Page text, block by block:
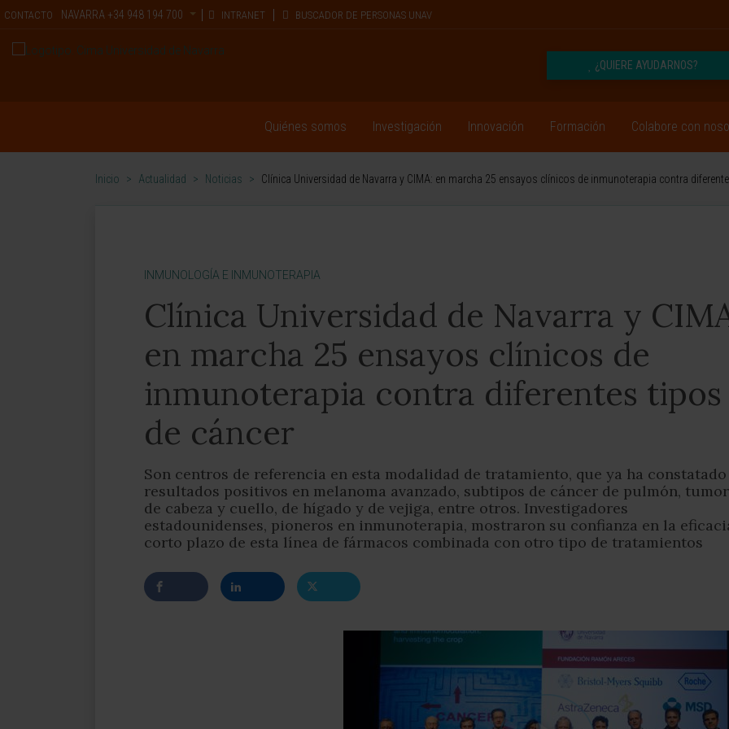
CONTACTO NAVARRA +34 948 194 700 INTRANET BUSCADOR DE PERSONAS UNAV
¿QUIERE AYUDARNOS?
Quiénes somos Investigación Innovación Formación Colabore con
Inicio > Actualidad > Noticias > Clínica Universidad de Navarra y CIMA: en marcha 25 ensayos clínicos de inmunoterapia contra
INMUNOLOGÍA E INMUNOTERAPIA
Clínica Universidad de Navarra y
en marcha 25 ensayos clínicos de
inmunoterapia contra diferentes tipos
de cáncer
Son centros de referencia en esta modalidad de tratamiento, que ya ha constatado
resultados positivos en melanoma avanzado, subtipos de cáncer de pulmón,
de cabeza y cuello, de hígado y de vejiga, entre otros. Investigadores
estadounidenses, pioneros en inmunoterapia, mostraron su confianza en la
corto plazo de esta línea de fármacos combinada con otro tipo de tratamientos